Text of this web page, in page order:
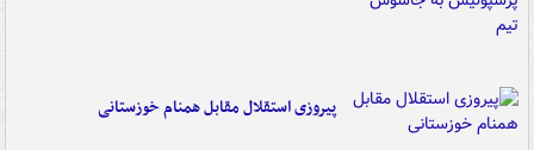
پیروزی استقلال مقابل همنام خوزستانی